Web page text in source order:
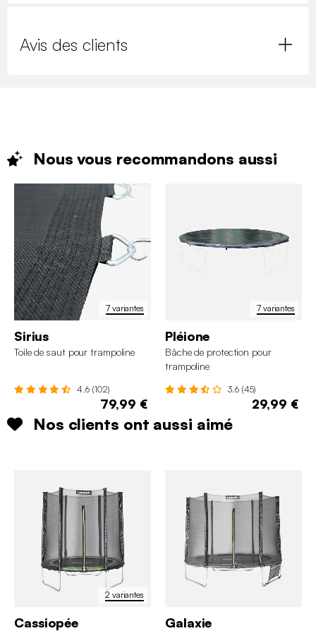
Avis des clients
Nous vous recommandons aussi
7 variantes
Sirius
Toile de saut pour trampoline
4.6 (102)
79,99 €
7 variantes
Pléione
Bâche de protection pour
trampoline
3.6 (45)
29,99 €
Nos clients ont aussi aimé
2 variantes
Cassiopée Galaxie